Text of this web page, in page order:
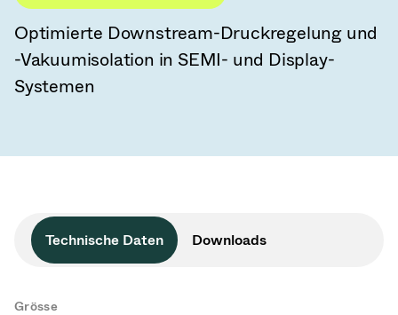
Optimierte Downstream-Druckregelung und
-Vakuumisolation in SEMI- und Display-
Systemen
Technische Daten Downloads
Grösse